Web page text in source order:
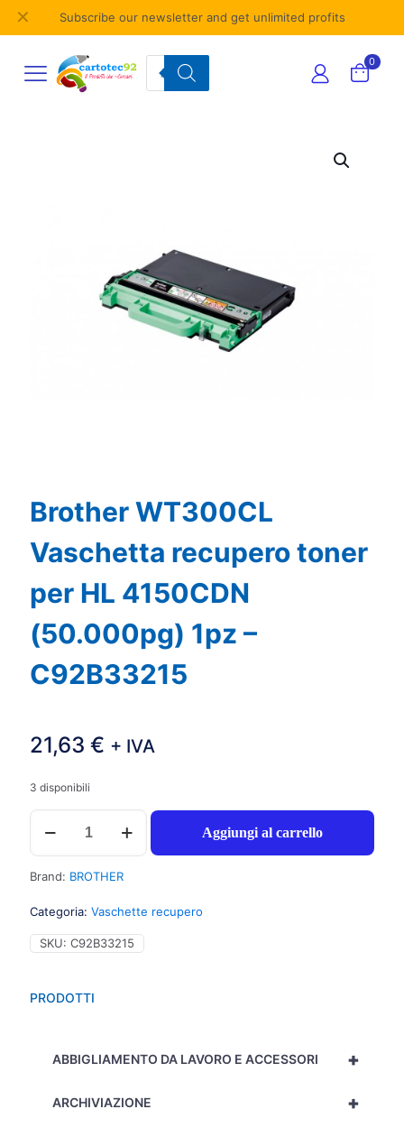
Subscribe our newsletter and get unlimited profits
✕
Products
search
0
PRODOTTI
+
ABBIGLIAMENTO DA LAVORO E ACCESSORI
+
ARCHIVIAZIONE
Brother WT300CL
Vaschetta recupero toner
per HL 4150CDN
(50.000pg) 1pz –
C92B33215
21,63 € + IVA
3 disponibili
Brother
WT300CL
Vaschetta
recupero
toner
HL
4150CDN
(50.000pg)
C92B33215
Aggiungi al carrello
Brand: BROTHER
Categoria: Vaschette recupero
SKU: C92B33215